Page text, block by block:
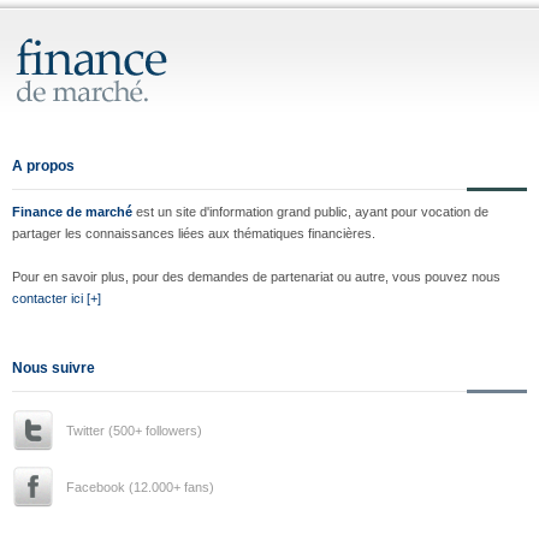
A propos
Finance de marché est un site d'information grand public, ayant pour vocation de
partager les connaissances liées aux thématiques financières.
Pour en savoir plus, pour des demandes de partenariat ou autre, vous pouvez nous
contacter ici [+]
Nous suivre
Twitter (500+ followers)
Facebook (12.000+ fans)